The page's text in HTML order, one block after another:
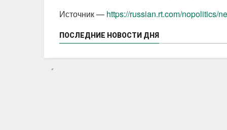
Источник — https://russian.rt.com/nopolitics/
ПОСЛЕДНИЕ НОВОСТИ ДНЯ